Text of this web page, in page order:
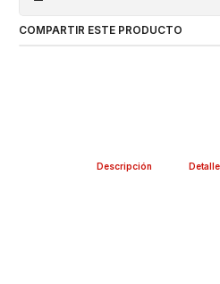
COMPARTIR ESTE PRODUCTO
Descripción